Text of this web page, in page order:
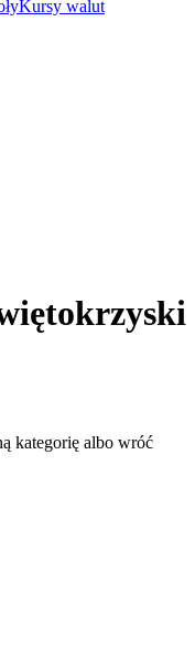
Kursy walut
kategorię albo wróć